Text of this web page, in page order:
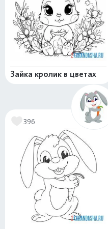
Зайка кролик в цветах
396